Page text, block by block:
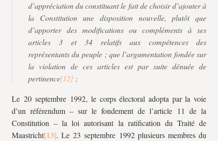
d’appréciation du constituant le fait de choisir d’ajouter à
la Constitution une disposition nouvelle, plutôt que
d’apporter des modifications ou compléments à ses
articles 3 et 34 relatifs aux compétences des
représentants du peuple ; que l’argumentation fondée sur
la violation de ces articles est par suite dénuée de
pertinence
;
Le 20 septembre 1992, le corps électoral adopta par la voie
d’un référendum – sur le fondement de l’article 11 de la
Constitution – la loi autorisant la ratification du Traité de
Maastricht
. Le 23 septembre 1992 plusieurs membres du